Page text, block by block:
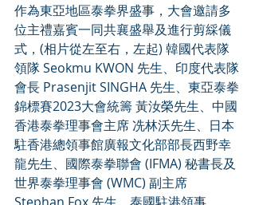
作為東亞地區泰拳界盛事，大會邀請多
位主禮嘉賓一同共襄盛舉及進行剪綵儀
式，(相片從左至右，左起) 韓國代表隊
領隊 Seokmu KWON 先生、印度代表隊
會長 Prasenjit SINGHA 先生、東亞泰拳
錦標賽2023大會統籌 黃汝榮先生、中國
香港泰拳理事會主席 冼林沃先生、日本
駐香港總領事館廣報文化部部長西野幸
龍先生、國際泰拳聯會 (IFMA) 秘書長及
世界泰拳理事會 (WMC) 副主席
Stephan Fox 先生、泰國駐港領事